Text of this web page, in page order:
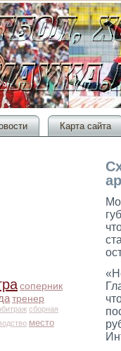
Карта сайта
соперник
тренер
сборная
место